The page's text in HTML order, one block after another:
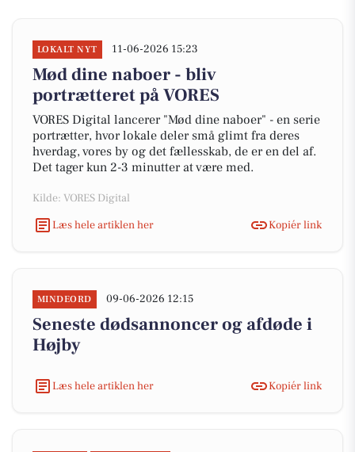
LOKALT NYT 11-06-2026 15:23
Mød dine naboer - bliv
portrætteret på VORES
VORES Digital lancerer "Mød dine naboer" - en serie
portrætter, hvor lokale deler små glimt fra deres
hverdag, vores by og det fællesskab, de er en del af.
Det tager kun 2-3 minutter at være med.
Kilde: VORES Digital
Læs hele artiklen her
Kopiér link
MINDEORD 09-06-2026 12:15
Seneste dødsannoncer og afdøde i
Højby
Læs hele artiklen her Kopiér link